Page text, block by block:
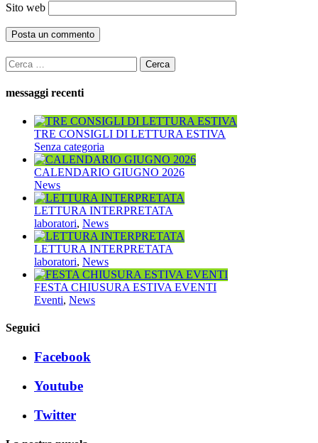
Sito web
Ricerca
per:
messaggi recenti
TRE CONSIGLI DI LETTURA ESTIVA
Senza categoria
CALENDARIO GIUGNO 2026
News
LETTURA INTERPRETATA
laboratori, News
LETTURA INTERPRETATA
laboratori, News
FESTA CHIUSURA ESTIVA EVENTI
Eventi, News
Seguici
Facebook
Youtube
Twitter